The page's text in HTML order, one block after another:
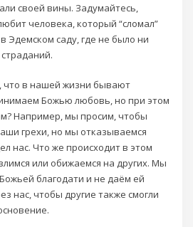
своей вины. Задумайтесь,
человека, который “сломал”
Эдемском саду, где не было ни
что в нашей жизни бывают
Божью любовь, но при этом
Например, мы просим, чтобы
грехи, но мы отказываемся
нас. Что же происходит в этом
или обижаемся на других. Мы
благодати и не даём ей
нас, чтобы другие также смогли